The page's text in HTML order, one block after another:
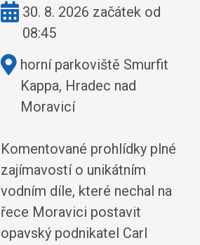
Kdy:30. 8. 2026 začátek od
08:45
Kde:horní parkoviště Smurfit
Kappa, Hradec nad
Moravicí
Komentované prohlídky plné
zajímavostí o unikátním
vodním díle, které nechal na
řece Moravici postavit
opavský podnikatel Carl